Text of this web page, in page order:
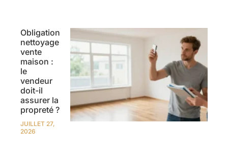
Obligation
nettoyage
vente
maison :
le
vendeur
doit-il
assurer la
propreté ?
JUILLET 27,
2026